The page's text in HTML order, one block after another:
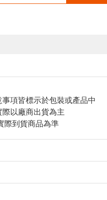
項皆標示於包裝或產品中
以廠商出貨為主
際到貨商品為準